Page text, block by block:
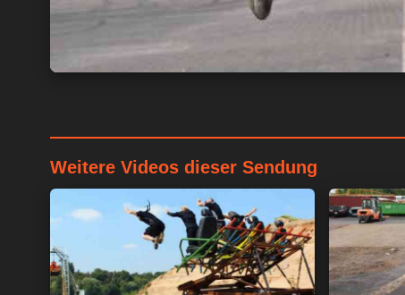
Weitere Videos dieser Sendung